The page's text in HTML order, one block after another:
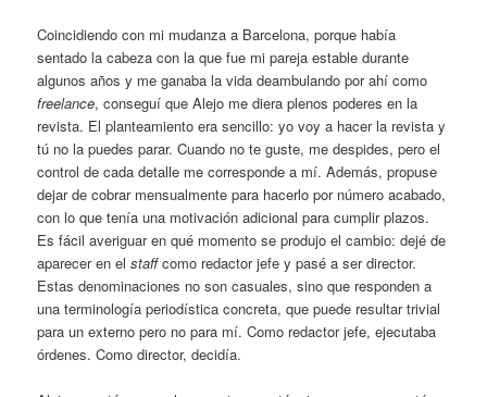
Coincidiendo con mi mudanza a Barcelona, porque había
sentado la cabeza con la que fue mi pareja estable durante
algunos años y me ganaba la vida deambulando por ahí como
freelance, conseguí que Alejo me diera plenos poderes en la
revista. El planteamiento era sencillo: yo voy a hacer la revista y
tú no la puedes parar. Cuando no te guste, me despides, pero el
control de cada detalle me corresponde a mí. Además, propuse
dejar de cobrar mensualmente para hacerlo por número acabado,
con lo que tenía una motivación adicional para cumplir plazos.
Es fácil averiguar en qué momento se produjo el cambio: dejé de
aparecer en elstaffcomo redactor jefe y pasé a ser director.
Estas denominaciones no son casuales, sino que responden a
una terminología periodística concreta, que puede resultar trivial
para un externo pero no para mí. Como redactor jefe, ejecutaba
órdenes. Como director, decidía.